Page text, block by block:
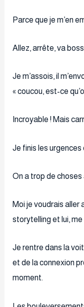
Parce que je m’en
Allez, arrête, va
Je m’assois, il
« coucou, est-ce
Incroyable ! Mais
Je finis les urgences
On a trop de choses
Moi je voudrais aller
storytelling et lui,
Je rentre dans la
et de la connexion
moment.